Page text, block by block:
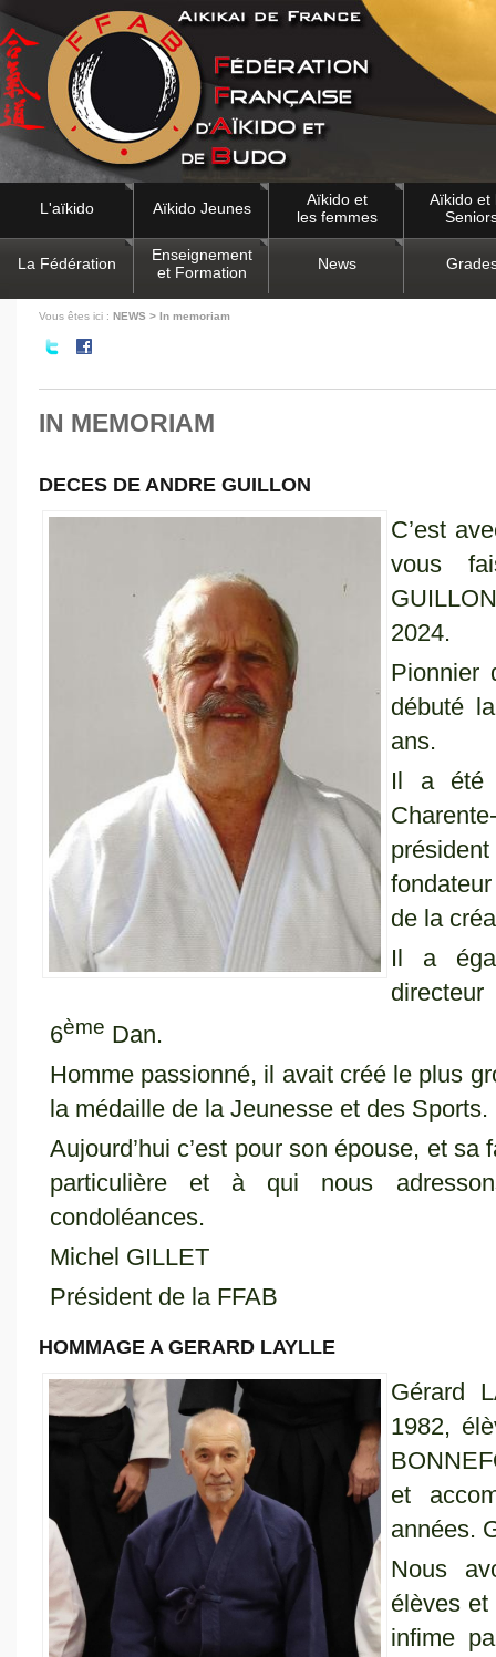
L'aïkido Aïkido Jeunes
Aïkido et
les femmes
Aïkido et
La Fédération
Enseignement
et Formation
News
Vous êtes ici : NEWS > In memoriam
IN MEMORIAM
DECES DE ANDRE GUILLON
C’est
vous
2024.
Pionnier
débuté
ans.
Il a été
de la
Il a
6ème Dan.
Homme passionné, il avait créé le plus
la médaille de la Jeunesse et des Sports.
Aujourd’hui c’est pour son épouse, et
particulière et à qui nous
condoléances.
Michel GILLET
Président de la FFAB
HOMMAGE A GERARD LAYLLE
Gérard
1982,
et
années.
Nous
élèves et
infime